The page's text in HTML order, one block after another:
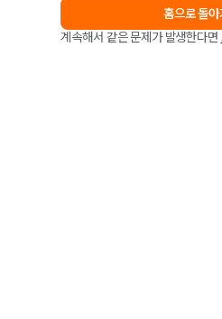
홈으로 돌아
계속해서 같은 문제가 발생한다면